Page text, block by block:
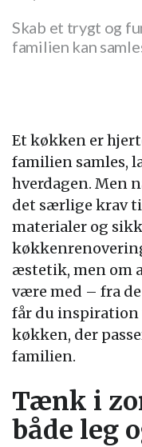
Skab et trygt og
familien kan
Et køkken er
familien samles,
hverdagen. Men
det særlige krav
materialer og
æstetik, men om
være med – fra
får du inspiration
køkken, der
familien.
Tænk i
både leg